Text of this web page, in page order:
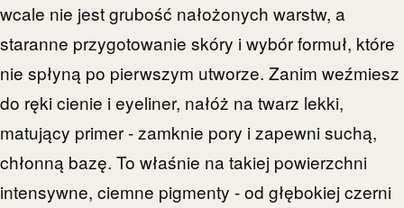
wcale nie jest grubość nałożonych warstw, a
staranne przygotowanie skóry i wybór formuł, które
nie spłyną po pierwszym utworze. Zanim weźmiesz
do ręki cienie i eyeliner, nałóż na twarz lekki,
matujący primer - zamknie pory i zapewni suchą,
chłonną bazę. To właśnie na takiej powierzchni
intensywne, ciemne pigmenty - od głębokiej czerni